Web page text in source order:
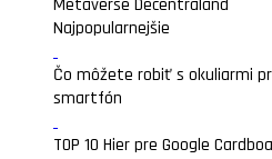
Metaverse Decentraland
Najpopularnejšie
Čo môžete robiť s okuliarmi
smartfón
TOP 10 Hier pre Google